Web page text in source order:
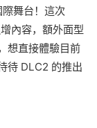
舞台！這次
內容，額外面型
想直接體驗目前
待 DLC2 的推出